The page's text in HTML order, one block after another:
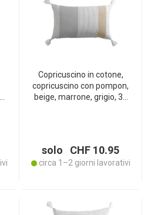
Copricuscino in cotone,
copricuscino con pompon,
beige, marrone, grigio, 30
solo CHF 10.95
circa 1–2 giorni lavorativi